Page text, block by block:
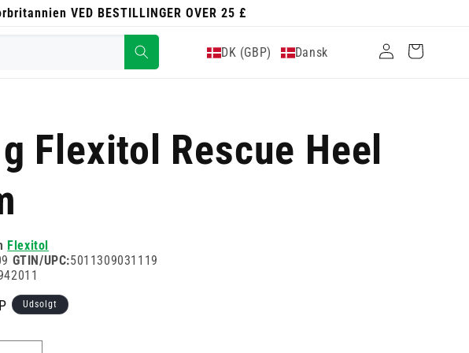
VED BESTILLINGER OVER 25 £
DK (GBP) Dansk
Log
ind
Indkøbskurv
Flexitol Rescue Heel
Flexitol
GTIN/UPC:5011309031119
Udsolgt